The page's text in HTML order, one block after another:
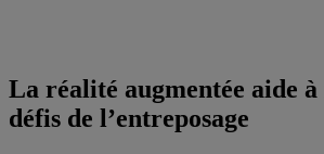
La réalité augmentée aide
défis de l’entreposage